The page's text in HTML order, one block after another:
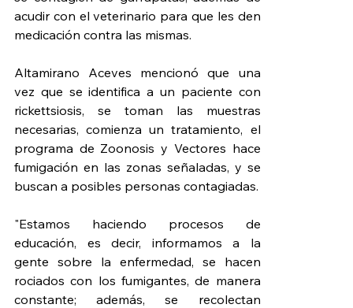
acudir con el veterinario para que les den
medicación contra las mismas.
Altamirano Aceves mencionó que una
vez que se identifica a un paciente con
rickettsiosis, se toman las muestras
necesarias, comienza un tratamiento, el
programa de Zoonosis y Vectores hace
fumigación en las zonas señaladas, y se
buscan a posibles personas contagiadas.
"Estamos haciendo procesos de
educación, es decir, informamos a la
gente sobre la enfermedad, se hacen
rociados con los fumigantes, de manera
constante; además, se recolectan